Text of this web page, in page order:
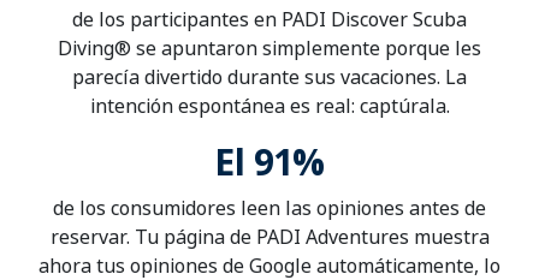
de los participantes en PADI Discover Scuba
Diving® se apuntaron simplemente porque les
parecía divertido durante sus vacaciones. La
intención espontánea es real: captúrala.
El 91%
de los consumidores leen las opiniones antes de
reservar. Tu página de PADI Adventures muestra
ahora tus opiniones de Google automáticamente, lo